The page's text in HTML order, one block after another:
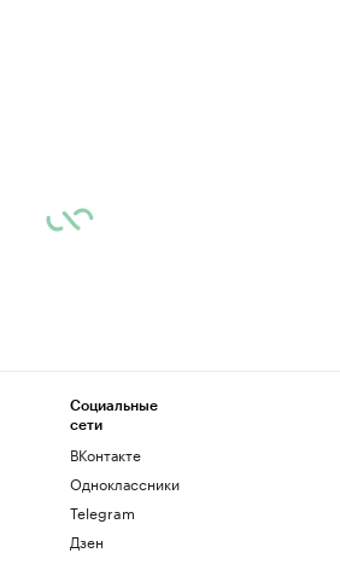
Социальные
сети
ВКонтакте
Одноклассники
Telegram
Дзен